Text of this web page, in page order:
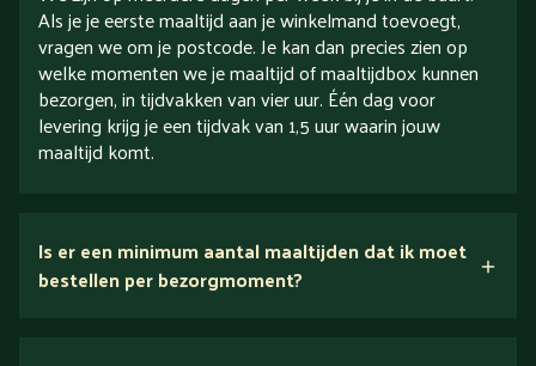
Als je je eerste maaltijd aan je winkelmand toevoegt,
vragen we om je postcode. Je kan dan precies zien op
welke momenten we je maaltijd of maaltijdbox kunnen
bezorgen, in tijdvakken van vier uur. Één dag voor
levering krijg je een tijdvak van 1,5 uur waarin jouw
maaltijd komt.
Is er een minimum aantal maaltijden dat ik moet
bestellen per bezorgmoment?